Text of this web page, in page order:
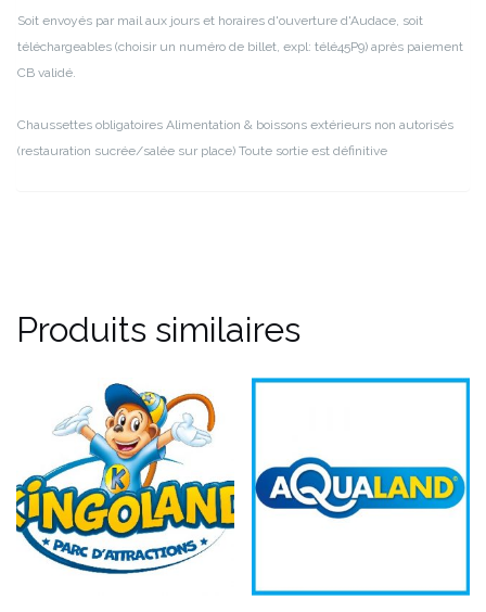
Soit envoyés par mail aux jours et horaires d'ouverture d'Audace, soit
téléchargeables (choisir un numéro de billet, expl: télé45P9) après paiement
CB validé.
Chaussettes obligatoires Alimentation & boissons extérieurs non autorisés
(restauration sucrée/salée sur place) Toute sortie est définitive
Produits similaires